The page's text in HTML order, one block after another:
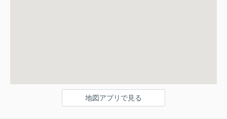
地図アプリで見る